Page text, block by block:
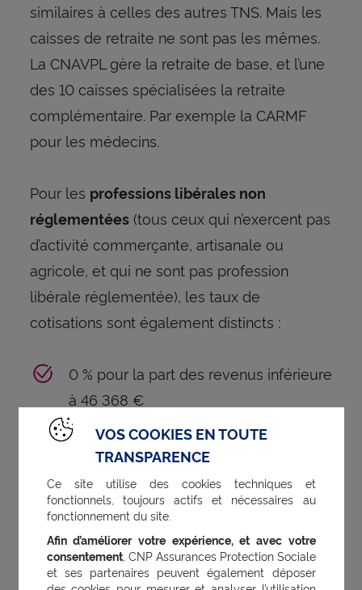
similaires à celles des autres TNS. Mais les
caisses de retraite ne sont pas les mêmes.
La CNAVPL gère la retraite de base, et l’une
des 10 caisses spécialisées la retraite
complémentaire. Par exemple la CARMF
pour les médecins.
Pour les professions libérales non
réglementées(tous ceux qui n’exercent pas
d’activité commerçante, artisanale ou
agricole, et qui ne sont pas profession
libérale réglementée), les taux de
cotisations sont également distincts :
0 % pour la part des revenus inférieure
à 46 368 €
14 % pour la part des revenus
comprise entre 46 368 € et 185 472 €.
Comment optimiser sa
retraite lorsque l’on est
VOS COOKIES EN TOUTE
TRANSPARENCE
Ce site utilise des cookies techniques et
fonctionnels, toujours actifs et nécessaires au
fonctionnement du site.
Afin d’améliorer votre expérience, et avec votre
consentement, CNP Assurances Protection Sociale
et ses partenaires peuvent également déposer